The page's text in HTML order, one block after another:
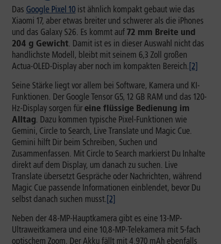
Das Google Pixel 10 ist ähnlich kompakt gebaut wie das
Xiaomi 17, aber etwas breiter und schwerer als die iPhones
und das Galaxy S26. Es kommt auf72 mm Breite und
204 g Gewicht. Damit ist es in dieser Auswahl nicht das
handlichste Modell, bleibt mit seinem 6,3 Zoll großen
Actua-OLED-Display aber noch im kompakten Bereich.[2]
Seine Stärke liegt vor allem bei Software, Kamera und KI-
Funktionen. Der Google Tensor G5, 12 GB RAM und das 120-
Hz-Display sorgen füreine flüssige Bedienung im
Alltag. Dazu kommen typische Pixel-Funktionen wie
Gemini, Circle to Search, Live Translate und Magic Cue.
Gemini hilft Dir beim Schreiben, Suchen und
Zusammenfassen. Mit Circle to Search markierst Du Inhalte
direkt auf dem Display, um danach zu suchen. Live
Translate übersetzt Gespräche oder Nachrichten, während
Magic Cue passende Informationen einblendet, bevor Du
selbst danach suchen musst.[2]
Neben der 48-MP-Hauptkamera gibt es eine 13-MP-
Ultraweitkamera und eine 10,8-MP-Telekamera mit 5-fach
optischem Zoom. Der Akku fällt mit 4.970 mAh ebenfalls